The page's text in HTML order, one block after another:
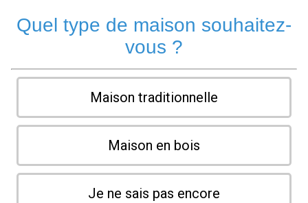
Quel type de maison souhaitez-
vous ?
Maison traditionnelle
Maison en bois
Je ne sais pas encore